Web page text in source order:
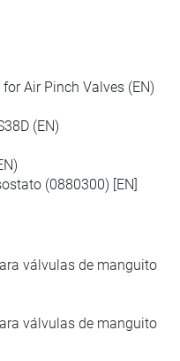
Air Pinch Valves (EN)
(EN)
(0880300) [EN]
válvulas de manguito
válvulas de manguito